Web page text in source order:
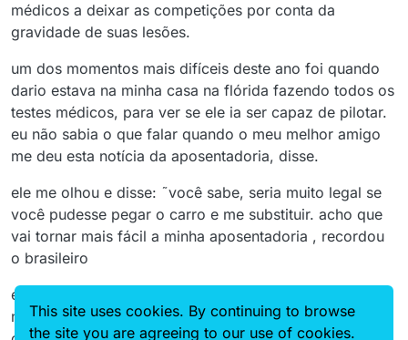
médicos a deixar as competições por conta da
gravidade de suas lesões.
um dos momentos mais difíceis deste ano foi quando
dario estava na minha casa na flórida fazendo todos os
testes médicos, para ver se ele ia ser capaz de pilotar.
eu não sabia o que falar quando o meu melhor amigo
me deu esta notícia da aposentadoria, disse.
ele me olhou e disse: ˜você sabe, seria muito legal se
você pudesse pegar o carro e me substituir. acho que
vai tornar mais fácil a minha aposentadoria , recordou
o brasileiro
é um sapato difícil de ser calçado. há muita história
naquele carro. esperemos que nós possamos ser
This site uses cookies. By continuing to browse
the site you are agreeing to our use of cookies.